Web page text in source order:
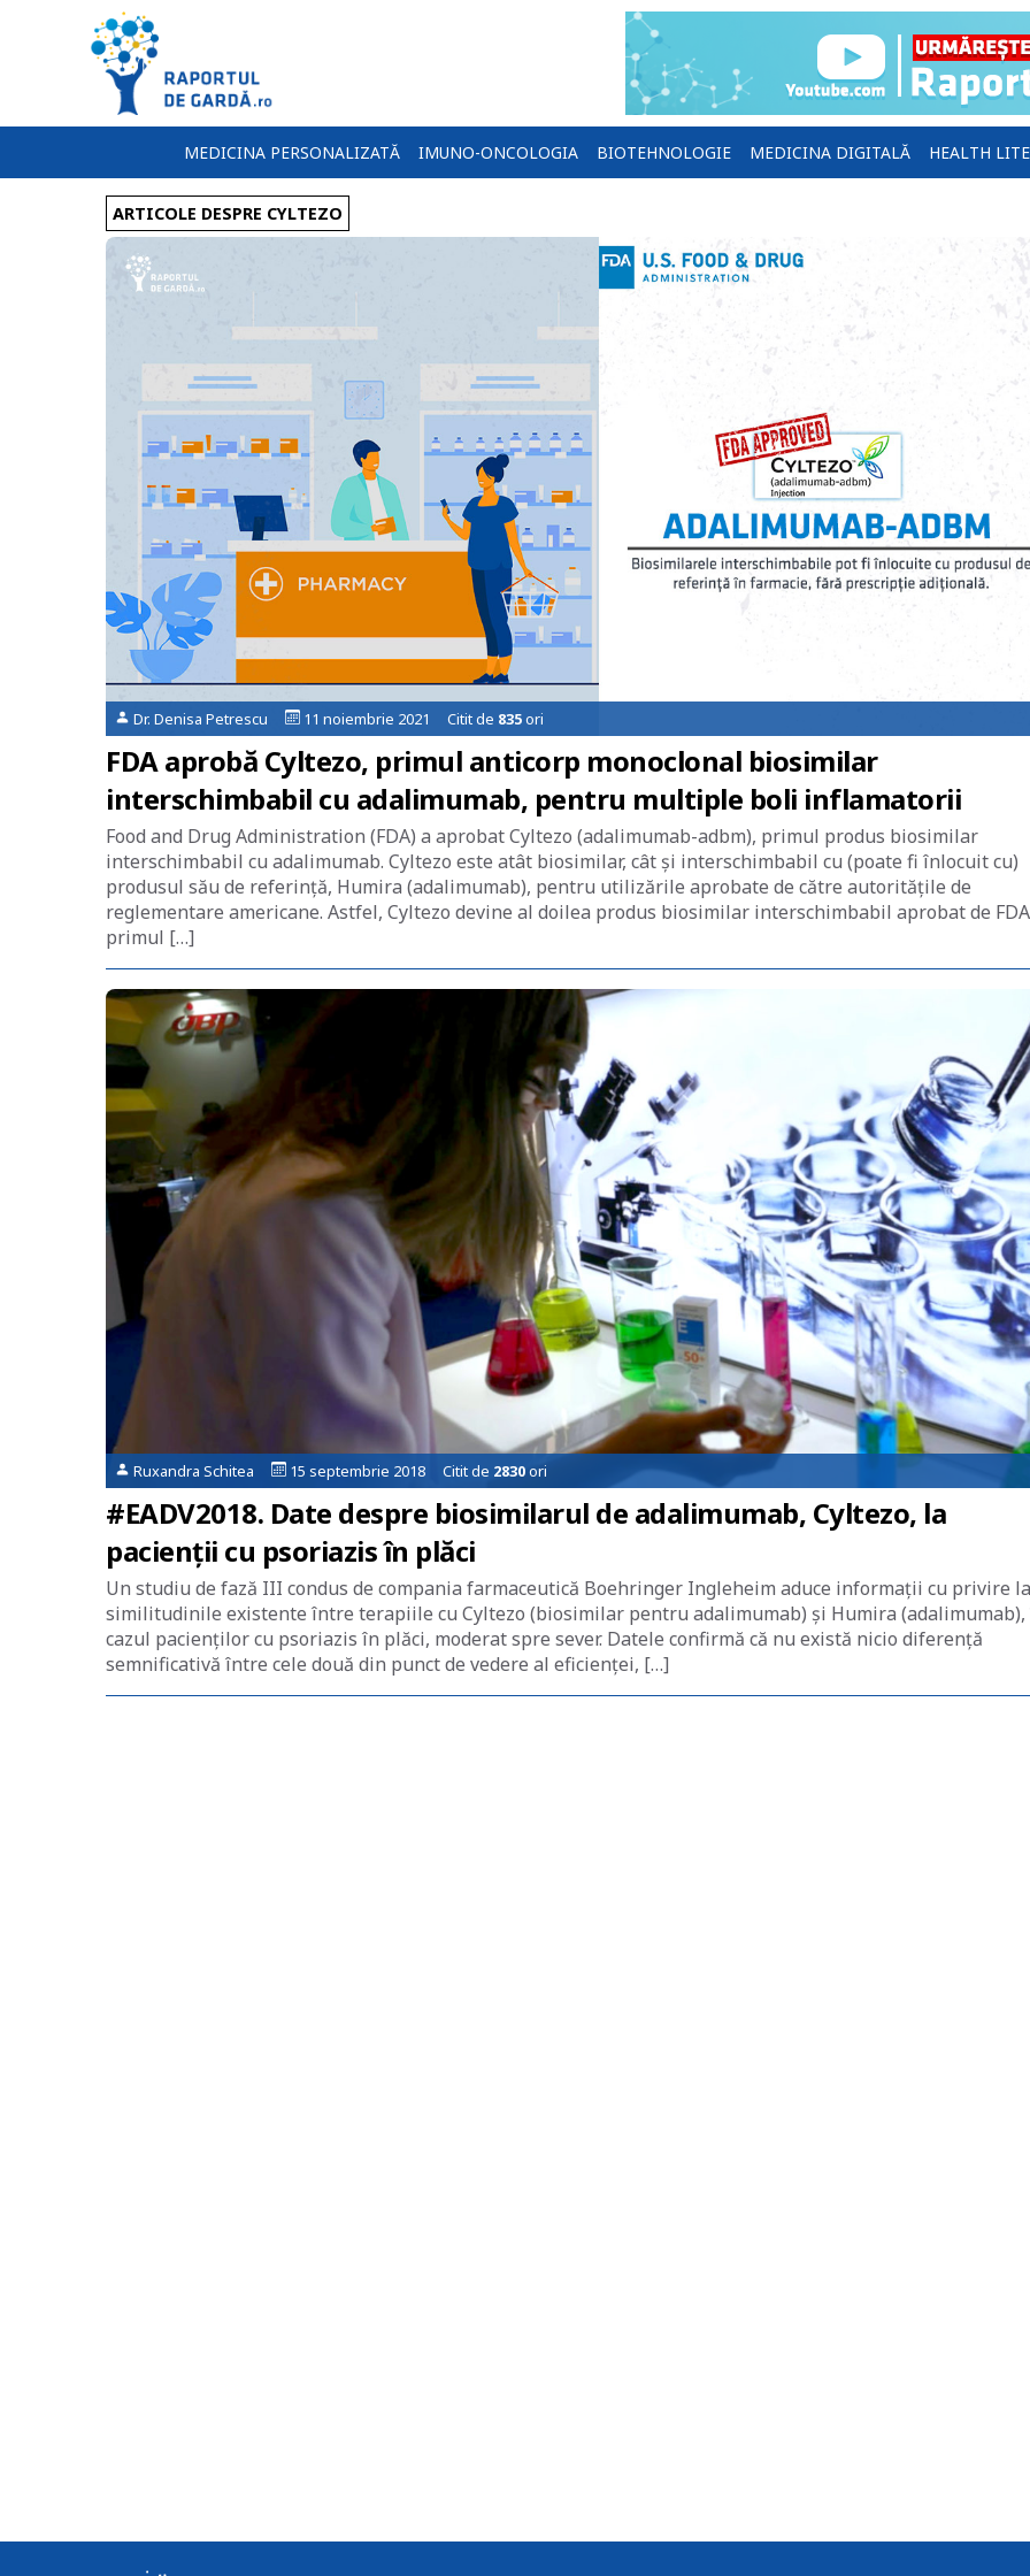
MEDICINA PERSONALIZATĂ IMUNO-ONCOLOGIA BIOTEHNOLOGIE MEDICINA DIGITALĂ HEALTH
ARTICOLE DESPRE CYLTEZO
Dr. Denisa Petrescu 11 noiembrie 2021 Citit de 835ori
FDA aprobă Cyltezo, primul anticorp monoclonal biosimilar
interschimbabil cu adalimumab, pentru multiple boli inflamatorii
Food and Drug Administration (FDA) a aprobat Cyltezo (adalimumab-adbm), primul produs biosimilar
interschimbabil cu adalimumab. Cyltezo este atât biosimilar, cât și interschimbabil cu (poate fi înlocuit cu)
produsul său de referință, Humira (adalimumab), pentru utilizările aprobate de către autoritățile de
reglementare americane. Astfel, Cyltezo devine al doilea produs biosimilar interschimbabil aprobat de
primul […]
Ruxandra Schitea 15 septembrie 2018 Citit de 2830ori
#EADV2018. Date despre biosimilarul de adalimumab, Cyltezo, la
pacienții cu psoriazis în plăci
Un studiu de fază III condus de compania farmaceutică Boehringer Ingleheim aduce informații cu privire la
similitudinile existente între terapiile cu Cyltezo (biosimilar pentru adalimumab) și Humira
cazul pacienților cu psoriazis în plăci, moderat spre sever. Datele confirmă că nu există nicio diferență
semnificativă între cele două din punct de vedere al eficienței, […]